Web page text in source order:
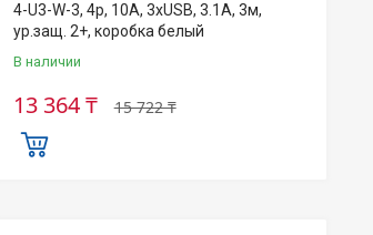
4-U3-W-3, 4р, 10А, 3xUSB, 3.1А, 3м,
ур.защ. 2+, коробка белый
В наличии
15 722 ₸
13 364 ₸